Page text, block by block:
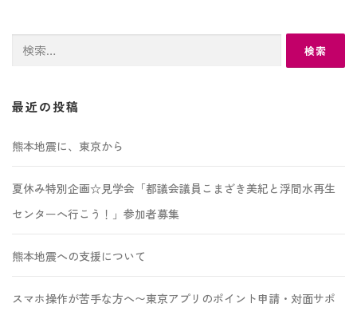
検
最近の投稿
熊本地震に、東京から
夏休み特別企画☆見学会「都議会議員こまざき美紀と浮間水再生
センターへ行こう！」参加者募集
熊本地震への支援について
スマホ操作が苦手な方へ〜東京アプリのポイント申請・対面サポ